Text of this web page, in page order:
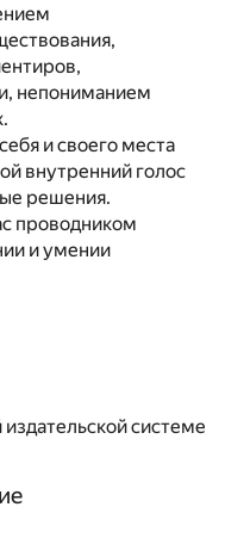
непониманием
и своего места
внутренний голос
решения.
проводником
и умении
системе